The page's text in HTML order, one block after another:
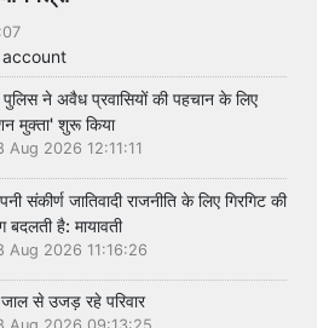
account
ने अवैध प्रवासियों की पहचान के लिए
मुक्ता' शुरू किया
Aug 2026 12:11:11
संकीर्ण जातिवादी राजनीति के लिए गिरगिट की
बदलती है: मायावती
Aug 2026 11:16:26
से उजड़ रहे परिवार